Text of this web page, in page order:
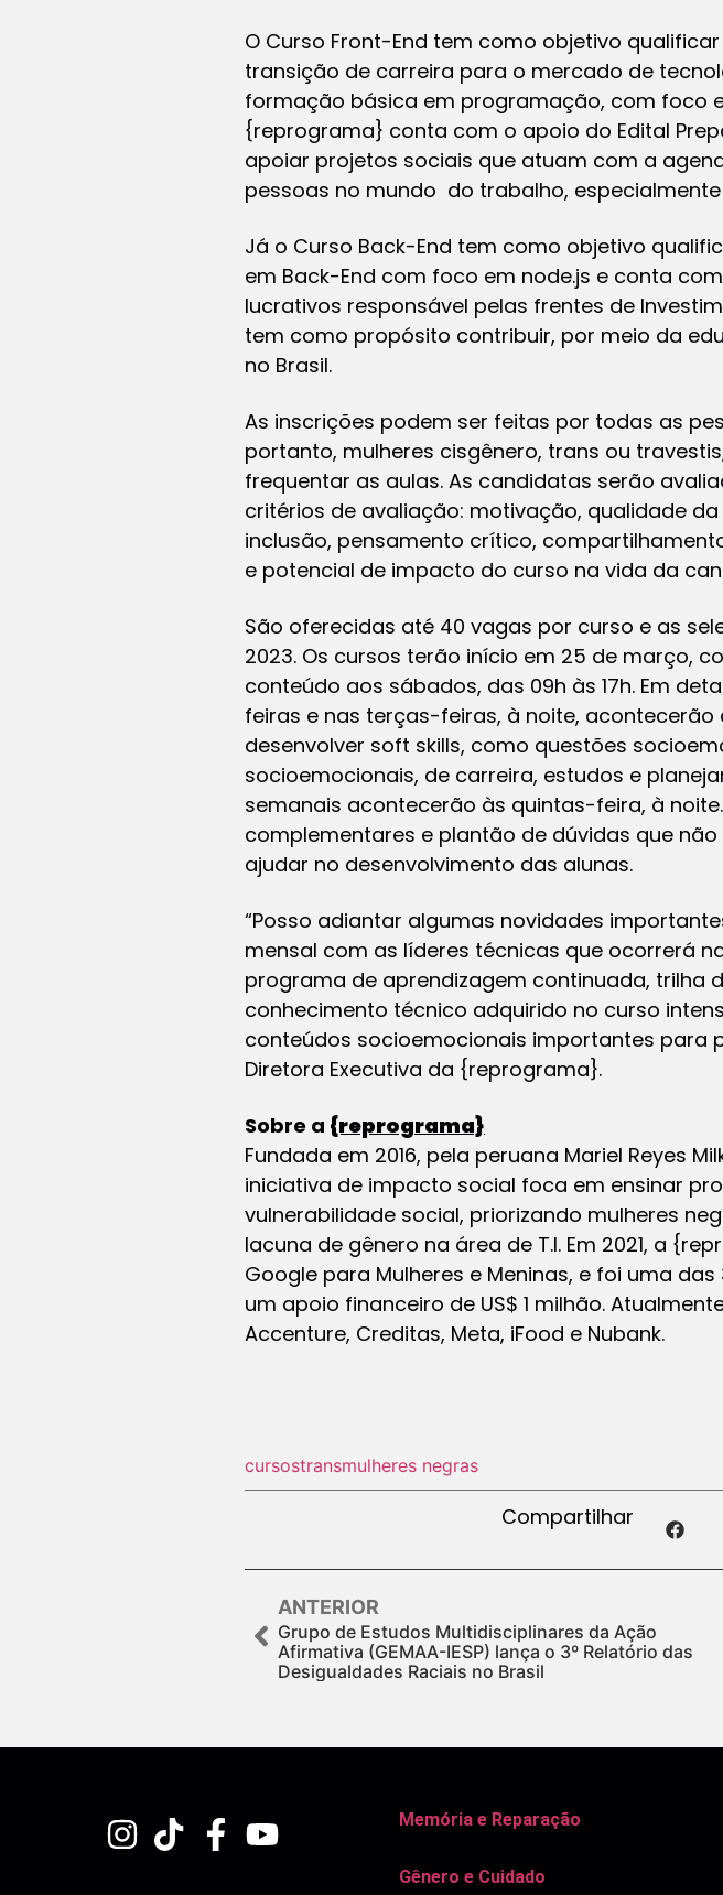
O Curso Front-End tem como objetivo
transição de carreira para o mercado de
formação básica em programação, com foco
{reprograma} conta com o apoio do Edital
apoiar projetos sociais que atuam com a
pessoas no mundo do trabalho,
Já o Curso Back-End tem como objetivo
em Back-End com foco em node.js e conta
lucrativos responsável pelas frentes de
tem como propósito contribuir, por meio da
no Brasil.
As inscrições podem ser feitas por todas as
portanto, mulheres cisgênero, trans ou
frequentar as aulas. As candidatas serão
critérios de avaliação: motivação, qualidade
inclusão, pensamento crítico,
e potencial de impacto do curso na vida da
São oferecidas até 40 vagas por curso e as
2023. Os cursos terão início em 25 de março,
conteúdo aos sábados, das 09h às 17h. Em
feiras e nas terças-feiras, à noite,
desenvolver soft skills, como questões
socioemocionais, de carreira, estudos e
semanais acontecerão às quintas-feira, à
complementares e plantão de dúvidas que
ajudar no desenvolvimento das alunas.
“Posso adiantar algumas novidades
mensal com as líderes técnicas que ocorrerá
programa de aprendizagem continuada, trilha
conhecimento técnico adquirido no curso
conteúdos socioemocionais importantes para
Diretora Executiva da {reprograma}.
Sobre a {reprograma}
Fundada em 2016, pela peruana Mariel Reyes
iniciativa de impacto social foca em ensinar
vulnerabilidade social, priorizando mulheres
lacuna de gênero na área de T.I. Em 2021, a
Google para Mulheres e Meninas, e foi uma
um apoio financeiro de US$ 1 milhão.
Accenture, Creditas, Meta, iFood e Nubank.
cursostransmulheres negras
Compartilhar
ANTERIOR
Grupo de Estudos Multidisciplinares da Ação
Afirmativa (GEMAA-IESP) lança o 3º Relatório das
Desigualdades Raciais no Brasil
Memória e Reparação
Gênero e Cuidado